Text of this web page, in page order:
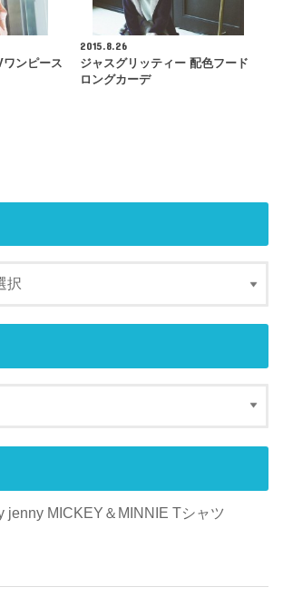
ンピース
2015.8.26
ジャスグリッティー 配色フード
ロングカーデ
jenny MICKEY＆MINNIE Tシャツ